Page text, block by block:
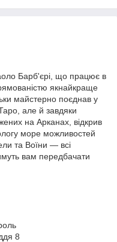
Барб'єрі, що працює в
якнайкраще
майстерно поєднав у
але й завдяки
на Арканах, відкрив
море можливостей
та Воїни — всі
вам передбачати
8